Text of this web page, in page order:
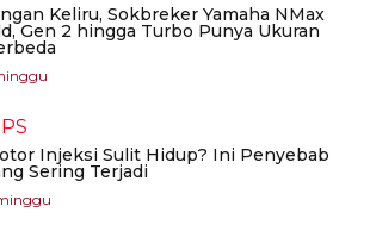
Keliru, Sokbreker Yamaha NMax
Gen 2 hingga Turbo Punya Ukuran
Injeksi Sulit Hidup? Ini Penyebab
Sering Terjadi